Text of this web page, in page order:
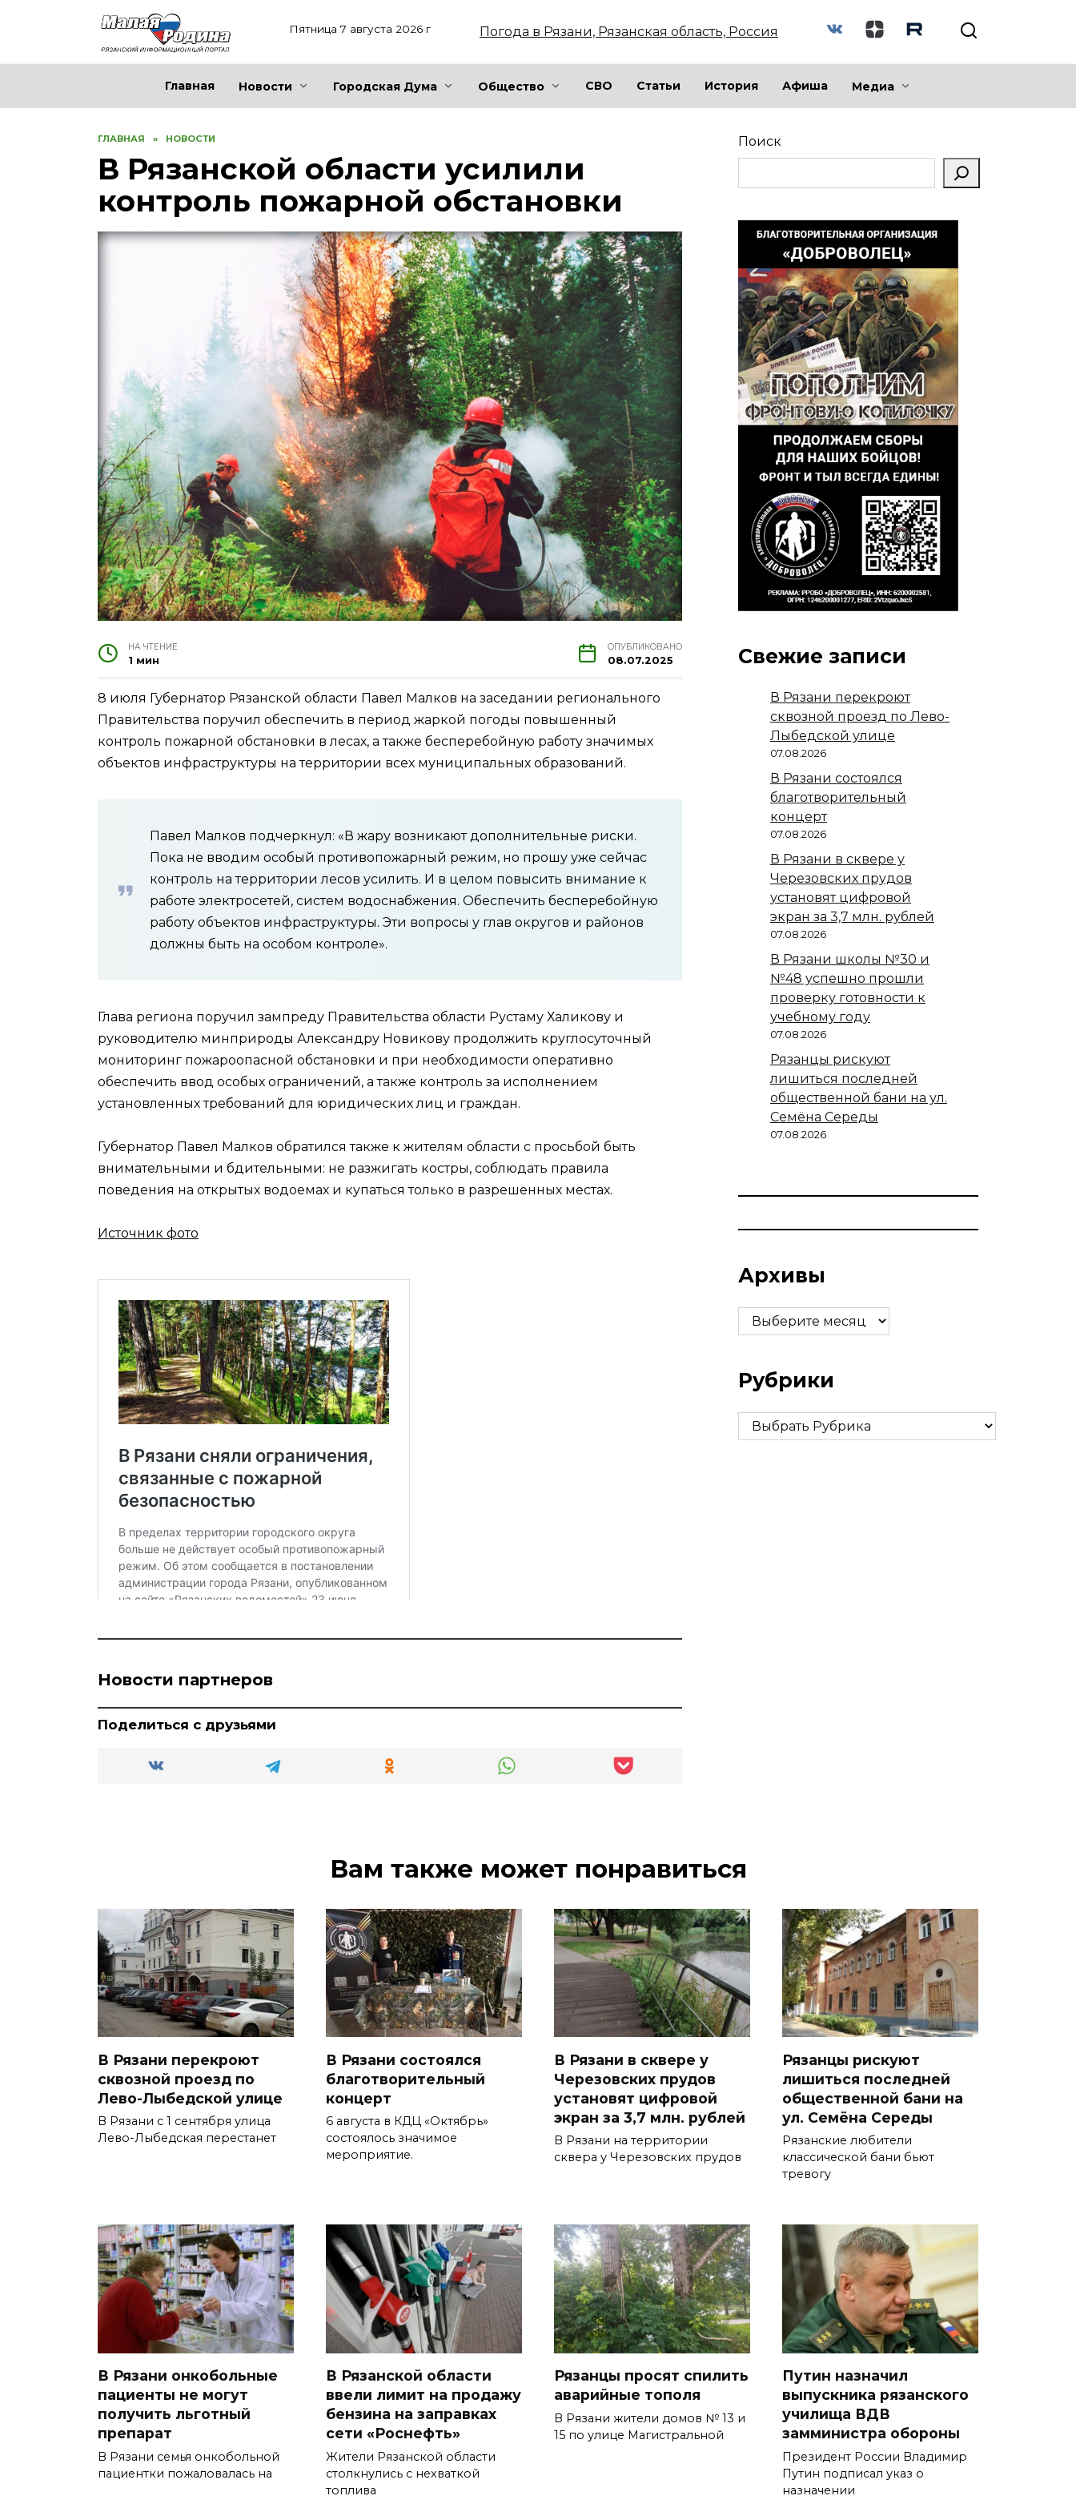
Пятница 7 августа 2026 г Погода в Рязани, Рязанская область, Россия
Главная Новости Городская Дума Общество СВО Статьи История Афиша Медиа
ГЛАВНАЯ » НОВОСТИ
В Рязанской области усилили
контроль пожарной обстановки
НА ЧТЕНИЕ
1 мин
ОПУБЛИКОВАНО
08.07.2025
8 июля Губернатор Рязанской области Павел Малков на заседании регионального
Правительства поручил обеспечить в период жаркой погоды повышенный
контроль пожарной обстановки в лесах, а также бесперебойную работу значимых
объектов инфраструктуры на территории всех муниципальных образований.
Павел Малков подчеркнул: «В жару возникают дополнительные риски.
Пока не вводим особый противопожарный режим, но прошу уже сейчас
контроль на территории лесов усилить. И в целом повысить внимание к
работе электросетей, систем водоснабжения. Обеспечить бесперебойную
работу объектов инфраструктуры. Эти вопросы у глав округов и районов
должны быть на особом контроле».
Глава региона поручил зампреду Правительства области Рустаму Халикову и
руководителю минприроды Александру Новикову продолжить круглосуточный
мониторинг пожароопасной обстановки и при необходимости оперативно
обеспечить ввод особых ограничений, а также контроль за исполнением
установленных требований для юридических лиц и граждан.
Губернатор Павел Малков обратился также к жителям области с просьбой быть
внимательными и бдительными: не разжигать костры, соблюдать правила
поведения на открытых водоемах и купаться только в разрешенных местах.
Источник фото
Новости партнеров
Поделиться с друзьями
Поиск
Свежие записи
В Рязани перекроют
сквозной проезд по Лево-
Лыбедской улице
07.08.2026
В Рязани состоялся
благотворительный
концерт
07.08.2026
В Рязани в сквере у
Черезовских прудов
установят цифровой
экран за 3,7 млн. рублей
07.08.2026
В Рязани школы №30 и
№48 успешно прошли
проверку готовности к
учебному году
07.08.2026
Рязанцы рискуют
лишиться последней
общественной бани на ул.
Семёна Середы
07.08.2026
Архивы
Архивы
Рубрики
Рубрики
Вам также может понравиться
В Рязани перекроют
сквозной проезд по
Лево-Лыбедской улице
В Рязани с 1 сентября улица
Лево-Лыбедская перестанет
В Рязани состоялся
благотворительный
концерт
6 августа в КДЦ «Октябрь»
состоялось значимое
мероприятие.
В Рязани в сквере у
Черезовских прудов
установят цифровой
экран за 3,7 млн. рублей
В Рязани на территории
сквера у Черезовских прудов
Рязанцы рискуют
лишиться последней
общественной бани на
ул. Семёна Середы
Рязанские любители
классической бани бьют
тревогу
В Рязани онкобольные
пациенты не могут
получить льготный
препарат
В Рязани семья онкобольной
пациентки пожаловалась на
В Рязанской области
ввели лимит на продажу
бензина на заправках
сети «Роснефть»
Жители Рязанской области
столкнулись с нехваткой
топлива
Рязанцы просят спилить
аварийные тополя
В Рязани жители домов № 13 и
15 по улице Магистральной
Путин назначил
выпускника рязанского
училища ВДВ
замминистра обороны
Президент России Владимир
Путин подписал указ о
назначении